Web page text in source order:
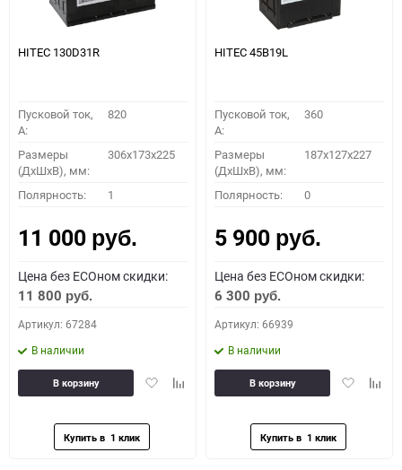
HITEC 130D31R
Пусковой ток,
A:
820
Размеры
(ДхШхВ), мм:
306x173x225
Полярность: 1
11 000 руб.
Цена без ECOном скидки:
11 800 руб.
Артикул: 67284
В наличии
ДобавитьДобавить
В корзину
HITEC 45B19L
Пусковой ток,
A:
360
Размеры
(ДхШхВ), мм:
187x127x227
Полярность: 0
5 900 руб.
Цена без ECOном скидки:
6 300 руб.
Артикул: 66939
В наличии
Добавить
В корзину